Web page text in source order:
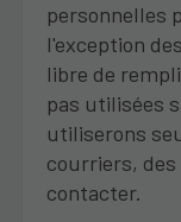
personnelles
l'exception
libre de
pas utilisées
utiliserons
courriers,
contacter.